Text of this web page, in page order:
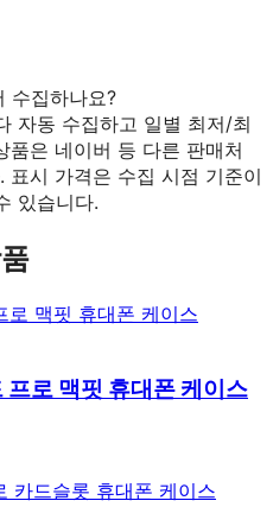
수집하나요?
자동 수집하고 일별 최저/최
품은 네이버 등 다른 판매처
표시 가격은 수집 시점 기준이
있습니다.
로 맥핏 휴대폰 케이스